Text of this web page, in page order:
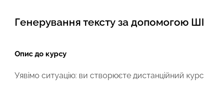
Генерування тексту за допомогою ШІ
Опис до курсу
Уявімо ситуацію: ви створюєте дистанційний курс